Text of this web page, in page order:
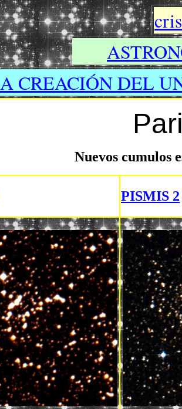
CREACIÓN DEL
Nuevos cumulos
PISMIS 2